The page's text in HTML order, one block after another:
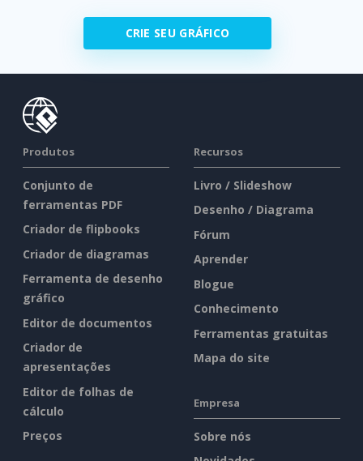
CRIE SEU GRÁFICO
Produtos
Conjunto de
ferramentas PDF
Criador de flipbooks
Criador de diagramas
Ferramenta de desenho
gráfico
Editor de documentos
Criador de
apresentações
Editor de folhas de
cálculo
Preços
Recursos
Livro / Slideshow
Desenho / Diagrama
Fórum
Aprender
Blogue
Conhecimento
Ferramentas gratuitas
Mapa do site
Empresa
Sobre nós